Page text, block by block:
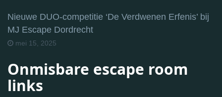
Nieuwe DUO-competitie ‘De Verdwenen Erfenis’ bij
MJ Escape Dordrecht
mei 15, 2025
Onmisbare escape room
links